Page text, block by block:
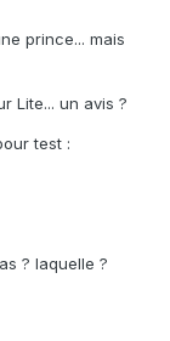
prince... mais
Lite... un avis ?
test :
? laquelle ?